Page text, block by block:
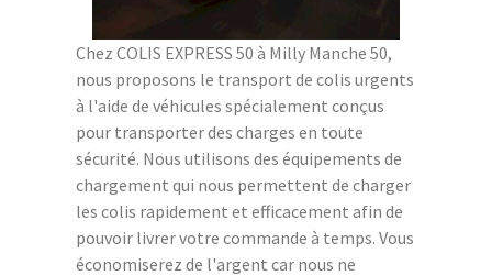
Chez COLIS EXPRESS 50 à Milly Manche 50,
nous proposons le transport de colis urgents
à l'aide de véhicules spécialement conçus
pour transporter des charges en toute
sécurité. Nous utilisons des équipements de
chargement qui nous permettent de charger
les colis rapidement et efficacement afin de
pouvoir livrer votre commande à temps. Vous
économiserez de l'argent car nous ne